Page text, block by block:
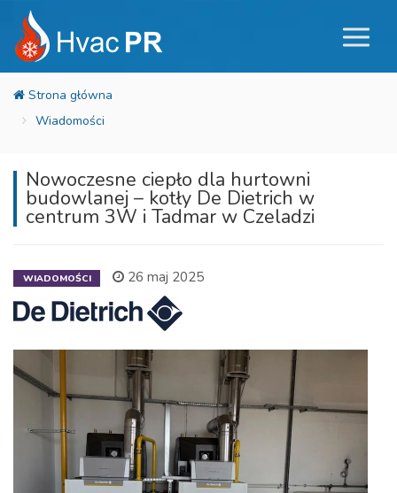
Wiadomości
Nowoczesne ciepło dla hurtowni
budowlanej – kotły De Dietrich w
centrum 3W i Tadmar w Czeladzi
WIADOMOŚCI 26 maj 2025